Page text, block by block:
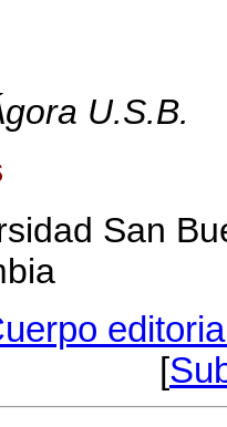
U.S.B.
San
[